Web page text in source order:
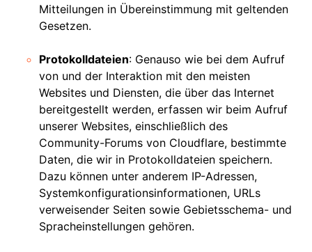
Mitteilungen in Übereinstimmung mit geltenden
Gesetzen.
Protokolldateien: Genauso wie bei dem Aufruf
von und der Interaktion mit den meisten
Websites und Diensten, die über das Internet
bereitgestellt werden, erfassen wir beim Aufruf
unserer Websites, einschließlich des
Community-Forums von Cloudflare, bestimmte
Daten, die wir in Protokolldateien speichern.
Dazu können unter anderem IP-Adressen,
Systemkonfigurationsinformationen, URLs
verweisender Seiten sowie Gebietsschema- und
Spracheinstellungen gehören.